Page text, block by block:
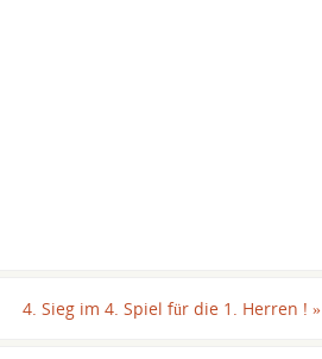
4. Sieg im 4. Spiel für die 1. Herren ! »